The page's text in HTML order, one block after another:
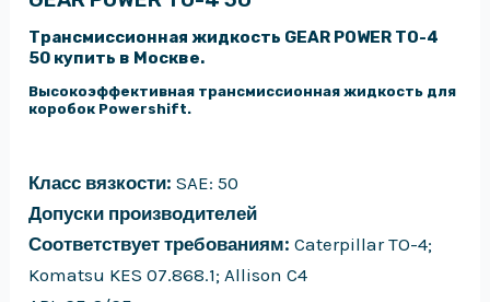
Трансмиссионная жидкость GEAR POWER TO-4
50 купить в Москве.
Высокоэффективная трансмиссионная жидкость для
коробок Powershift.
Класс вязкости: SAE: 50
Допуски производителей
Соответствует требованиям:Caterpillar TO-4;
Komatsu KES 07.868.1; Allison C4